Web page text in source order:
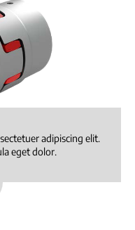
adipiscing elit.
eget dolor.